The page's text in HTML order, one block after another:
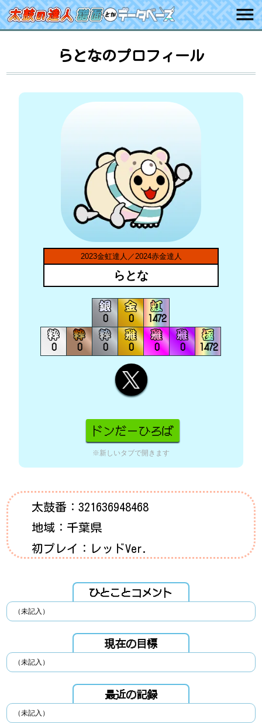
らとなのプロフィール
2023金虹達人／2024赤金達人
らとな
0 0 1472
0 0 0 0 0 0 1472
※新しいタブで開きます
太鼓番：321636948468
地域：千葉県
初プレイ：レッドVer.
ひとことコメント
（未記入）
現在の目標
（未記入）
最近の記録
（未記入）